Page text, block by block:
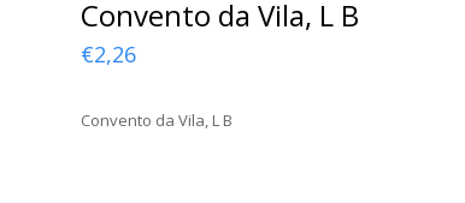
Convento da Vila, L B
€2,26
Convento da Vila, L B